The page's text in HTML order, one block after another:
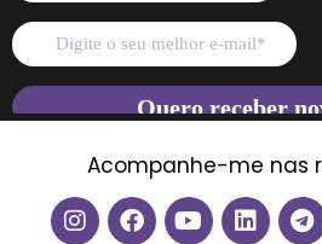
Acompanhe-me nas
I
n
F
a
Y
o
L
i
T
e